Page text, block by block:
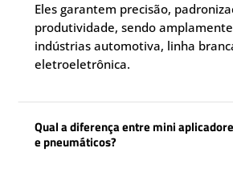
Eles garantem precisão,
produtividade, sendo
indústrias automotiva, linha
eletroeletrônica.
Qual a diferença entre mini
e pneumáticos?